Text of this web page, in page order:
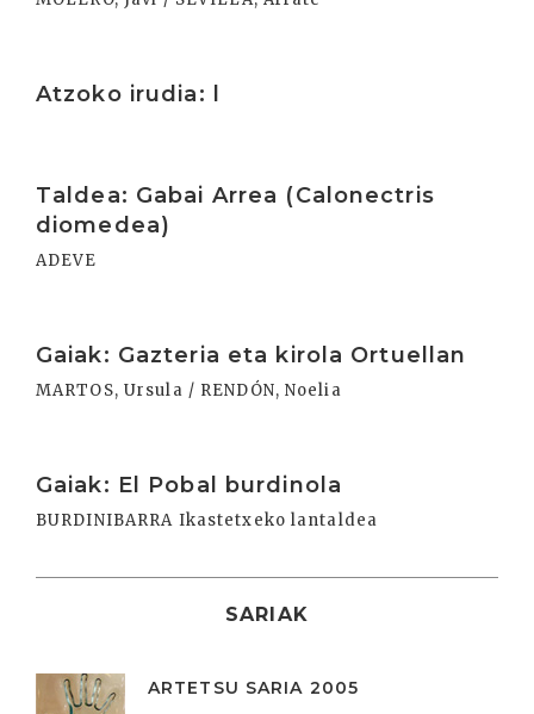
Atzoko irudia: l
Taldea: Gabai Arrea (Calonectris
diomedea)
ADEVE
Gaiak: Gazteria eta kirola Ortuellan
MARTOS, Ursula / RENDÓN, Noelia
Gaiak: El Pobal burdinola
BURDINIBARRA Ikastetxeko lantaldea
SARIAK
ARTETSU SARIA 2005